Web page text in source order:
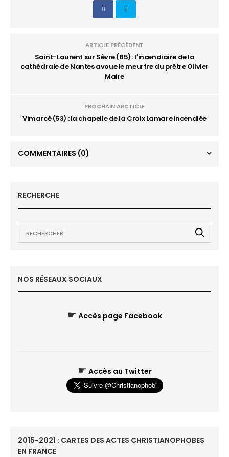
ARTICLE PRÉCÉDENT
Saint-Laurent sur Sèvre (85) : l'incendiaire de la
cathédrale de Nantes avoue le meurtre du prêtre Olivier
Maire
PROCHAIN ARCTICLE
Vimarcé (53) : la chapelle de la Croix Lamare incendiée
COMMENTAIRES (0)
RECHERCHE
NOS RÉSEAUX SOCIAUX
☛ Accès page Facebook
☛ Accès au Twitter
2015-2021 : CARTES DES ACTES CHRISTIANOPHOBES
EN FRANCE